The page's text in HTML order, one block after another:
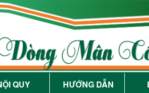
QUY HƯỚNG DẪN